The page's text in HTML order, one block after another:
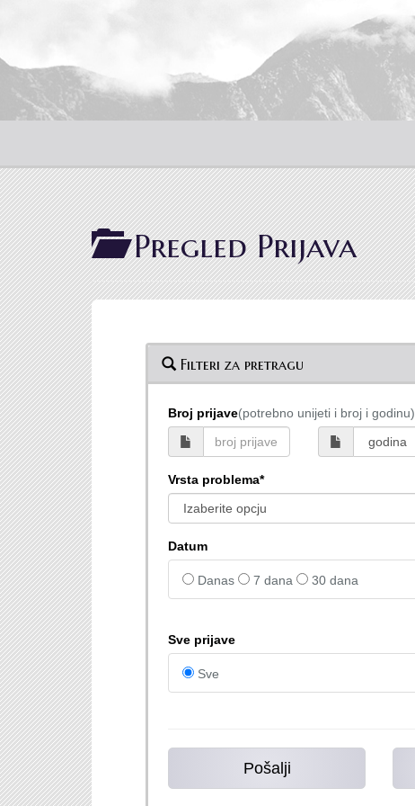
Pregled Prijava
Filteri za pretragu
Broj prijave(potrebno unijeti i broj i godinu)
Vrsta problema*
Datum
Danas 7 dana 30 dana
Sve prijave
Sve